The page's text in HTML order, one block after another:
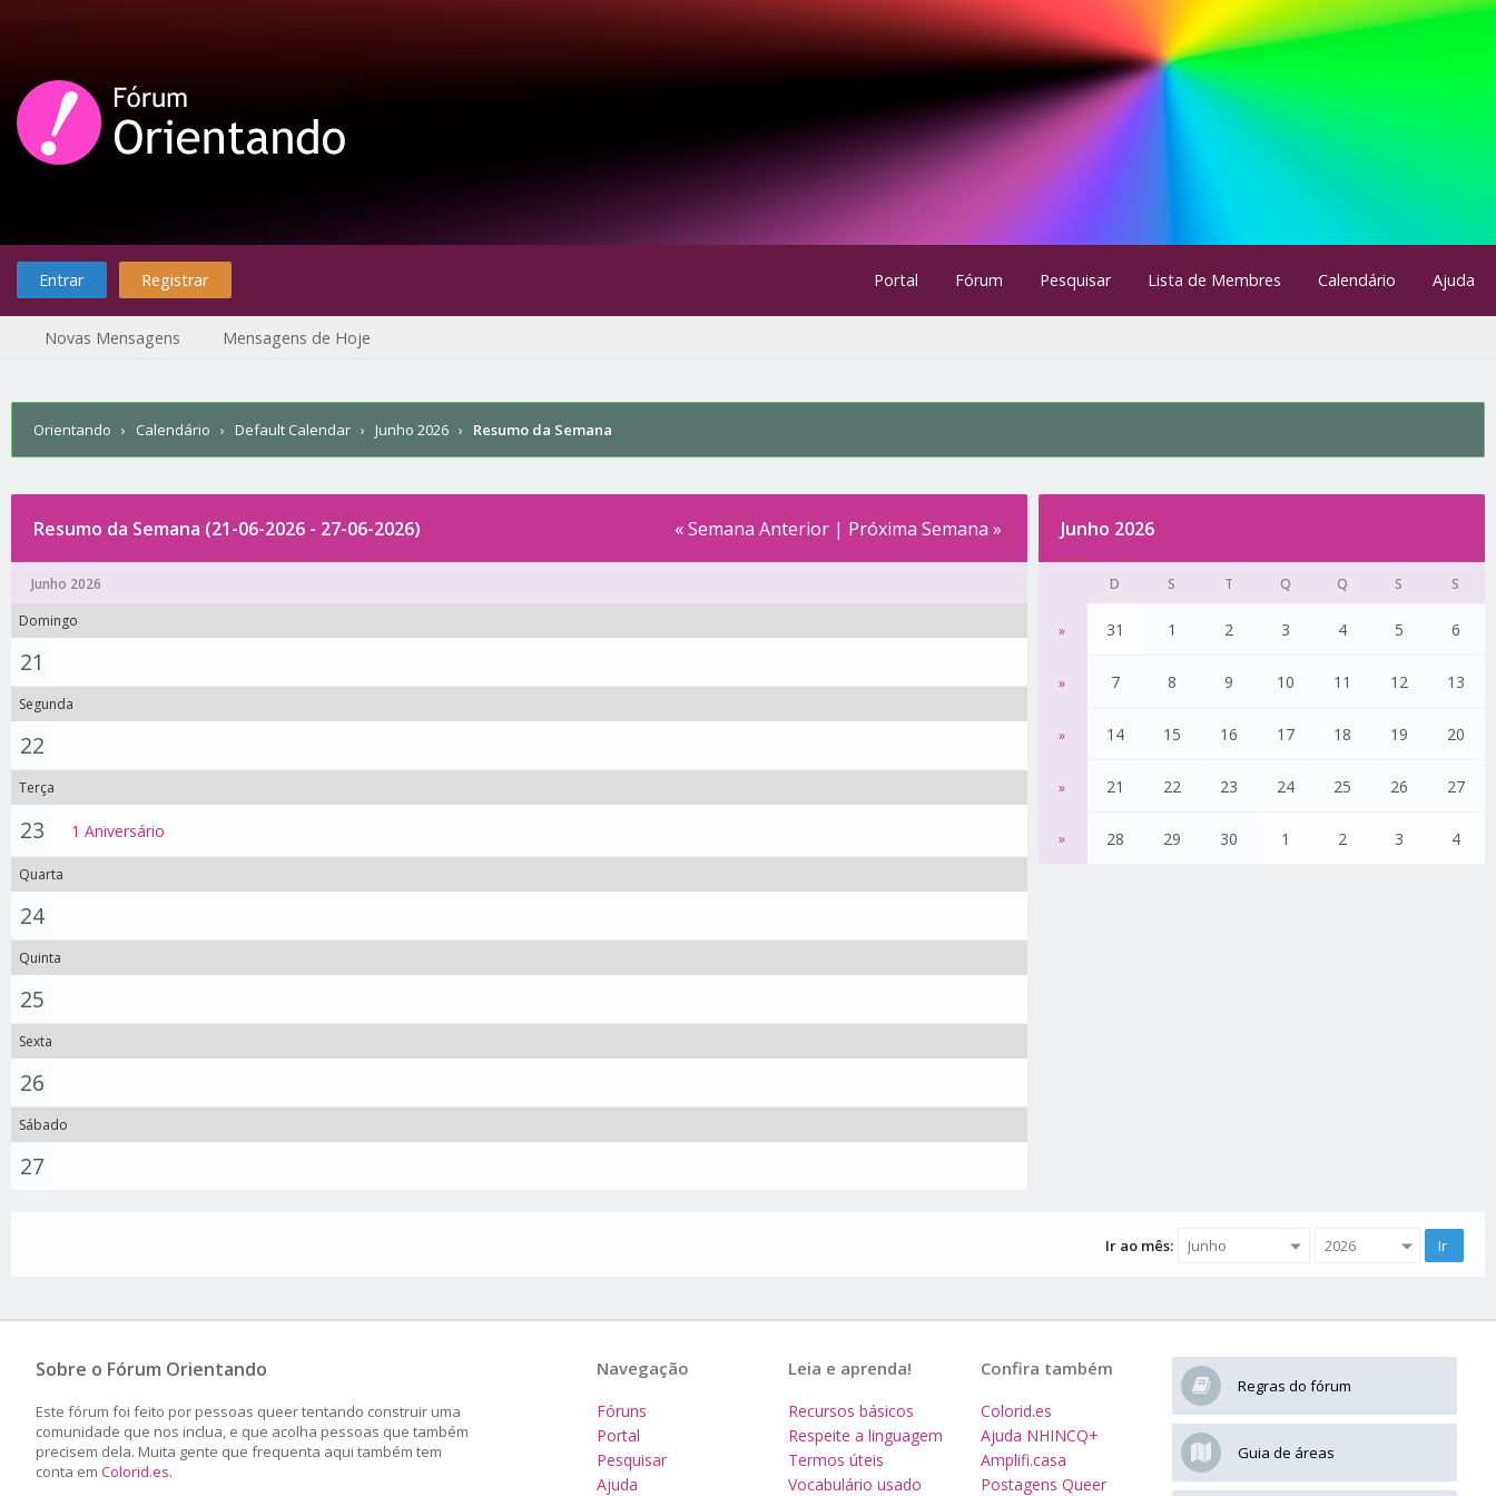
Entrar Registrar Portal Fórum Pesquisar Lista de Membres Calendário Ajuda
Novas Mensagens Mensagens de Hoje
Orientando › Calendário › Default Calendar › Junho 2026 › Resumo da Semana
« Semana Anterior | Próxima Semana »
Resumo da Semana (21-06-2026 - 27-06-2026)
Junho 2026
Domingo
21
Segunda
22
Terça
23 1 Aniversário
Quarta
24
Quinta
25
Sexta
26
Sábado
27
Junho 2026
D S T Q Q S S
» 31 1 2 3 4 5 6
» 7 8 9 10 11 12 13
» 14 15 16 17 18 19 20
» 21 22 23 24 25 26 27
» 28 29 30 1 2 3 4
Ir ao mês:
Sobre o Fórum Orientando
Este fórum foi feito por pessoas queer tentando construir uma
comunidade que nos inclua, e que acolha pessoas que também
precisem dela. Muita gente que frequenta aqui também tem
conta em Colorid.es.
Regras do fórum
Guia de áreas
Confira também
Colorid.es
Ajuda NHINCQ+
Amplifi.casa
Postagens Queer
Leia e aprenda!
Recursos básicos
Respeite a linguagem
Termos úteis
Vocabulário usado
Navegação
Fóruns
Portal
Pesquisar
Ajuda